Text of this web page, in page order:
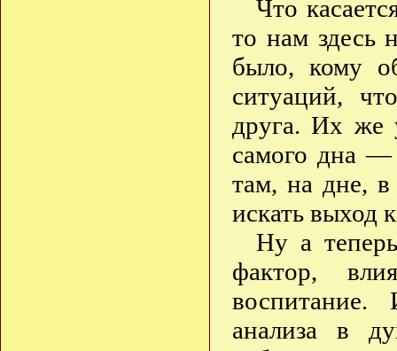
Что
то нам здесь
было, кому
ситуаций,
друга. Их же
самого дна —
там, на дне, в
искать выход
Ну а
фактор,
анализа в